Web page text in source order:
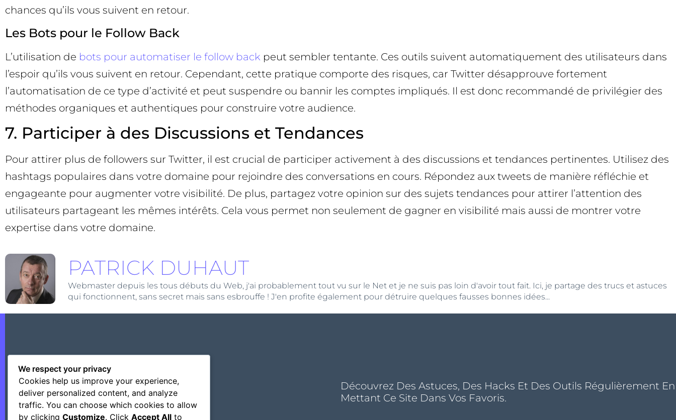
chances qu’ils vous suivent en retour.
Les Bots pour le Follow Back
L’utilisation de bots pour automatiser le follow back peut sembler tentante. Ces outils suivent automatiquement des utilisateurs dans
l’espoir qu’ils vous suivent en retour. Cependant, cette pratique comporte des risques, car Twitter désapprouve fortement
l’automatisation de ce type d’activité et peut suspendre ou bannir les comptes impliqués. Il est donc recommandé de privilégier des
méthodes organiques et authentiques pour construire votre audience.
7. Participer à des Discussions et Tendances
Pour attirer plus de followers sur Twitter, il est crucial de participer activement à des discussions et tendances pertinentes. Utilisez des
hashtags populaires dans votre domaine pour rejoindre des conversations en cours. Répondez aux tweets de manière réfléchie et
engageante pour augmenter votre visibilité. De plus, partagez votre opinion sur des sujets tendances pour attirer l’attention des
utilisateurs partageant les mêmes intérêts. Cela vous permet non seulement de gagner en visibilité mais aussi de montrer votre
expertise dans votre domaine.
PATRICK DUHAUT
Webmaster depuis les tous débuts du Web, j'ai probablement tout vu sur le Net et je ne suis pas loin d'avoir tout fait. Ici, je partage des trucs et astuces
qui fonctionnent, sans secret mais sans esbrouffe ! J'en profite également pour détruire quelques fausses bonnes idées...
Découvrez Des Astuces, Des Hacks Et Des Outils Régulièrement En
Mettant Ce Site Dans Vos Favoris.
We respect your privacy
Cookies help us improve your experience,
deliver personalized content, and analyze
traffic. You can choose which cookies to allow
by clicking Customize. Click Accept All to